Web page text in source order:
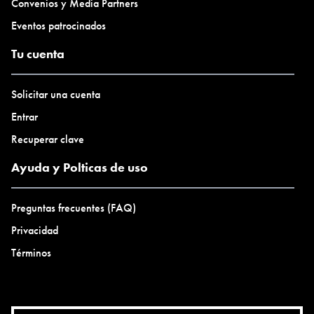
manzanas Escuela de Arte UMCE -
Honrosa con ensayo Cuerpo del Hábito Área
Visuales en Periférica Arte de base. Centro
Cultural Borges Buenos Aires. Argentina.
-Módulos, tramas y retratos. Curatoría virtual de
2007"Fruna y bocado", pinturas sobre cartón Encuentro
Convenios y Media Partners
Eventos patrocinados
Tu cuenta
Solicitar una cuenta
Entrar
Recuperar clave
Ayuda y Polticas de uso
Preguntas frecuentes (FAQ)
Privacidad
Términos